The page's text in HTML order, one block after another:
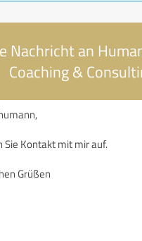
Nachricht an
Coaching &